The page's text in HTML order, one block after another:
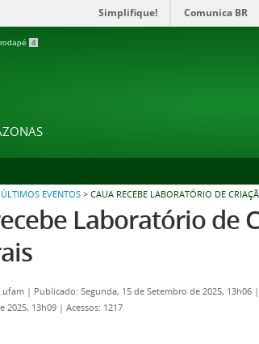
Simplifique! Comunica BR
4
ÚLTIMOS EVENTOS > CAUA RECEBE LABORATÓRIO DE
Laboratório de
| Publicado: Segunda, 15 de Setembro de 2025, 13h06 |
2025, 13h09 | Acessos: 1217